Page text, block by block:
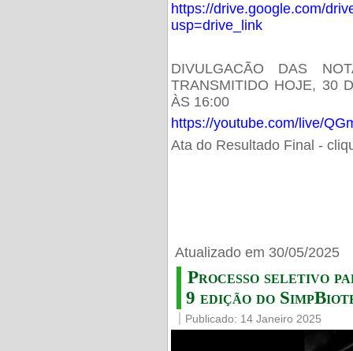
https://drive.google.com/
usp=drive_link
DIVULGACÃO DAS
TRANSMITIDO HOJE, 30
ÀS 16:00
https://youtube.com/live/
Ata do Resultado Final -
Atualizado em 30/05/2025
Processo seletivo
9 edição do
Publicado: 14 Janeiro 2025